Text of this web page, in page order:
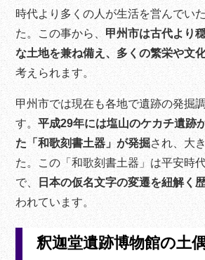
時代より多くの人が生活を営んでい
た。この事から、 甲州市は古代より
な土地を兼ね備え、多くの繁栄や文
考えられます。
甲州市では現在も各地で遺跡の発掘
す。平成29年には塩山のケカチ遺跡
た「和歌刻書土器」が発掘され、大
た。この「和歌刻書土器」は平安時
で、
日本の仮名文字の変遷を紐解く
われています。
釈迦堂遺跡博物館の土